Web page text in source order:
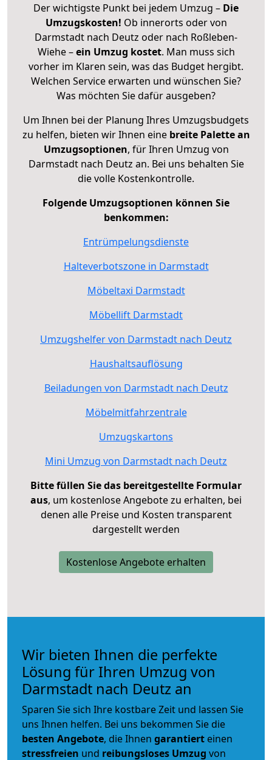
Der wichtigste Punkt bei jedem Umzug – Die
Umzugskosten! Ob innerorts oder von
Darmstadt nach Deutz oder nach Roßleben-
Wiehe –ein Umzug kostet. Man muss sich
vorher im Klaren sein, was das Budget hergibt.
Welchen Service erwarten und wünschen Sie?
Was möchten Sie dafür ausgeben?
Um Ihnen bei der Planung Ihres Umzugsbudgets
zu helfen, bieten wir Ihnen eine breite Palette an
Umzugsoptionen, für Ihren Umzug von
Darmstadt nach Deutz an. Bei uns behalten Sie
die volle Kostenkontrolle.
Folgende Umzugsoptionen können Sie
benkommen:
Entrümpelungsdienste
Halteverbotszone in Darmstadt
Möbeltaxi Darmstadt
Möbellift Darmstadt
Umzugshelfer von Darmstadt nach Deutz
Haushaltsauflösung
Beiladungen von Darmstadt nach Deutz
Möbelmitfahrzentrale
Umzugskartons
Mini Umzug von Darmstadt nach Deutz
Bitte füllen Sie das bereitgestellte Formular
aus, um kostenlose Angebote zu erhalten, bei
denen alle Preise und Kosten transparent
dargestellt werden
Kostenlose Angebote erhalten
Wir bieten Ihnen die perfekte
Lösung für Ihren Umzug von
Darmstadt nach Deutz an
Sparen Sie sich Ihre kostbare Zeit und lassen Sie
uns Ihnen helfen. Bei uns bekommen Sie die
besten Angebote, die Ihnen garantiert einen
stressfreien und reibungsloses Umzug von